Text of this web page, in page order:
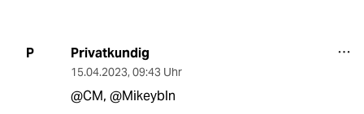
P Privatkundig
15.04.2023, 09:43 Uhr
@CM, @Mikeybln